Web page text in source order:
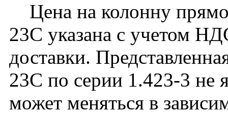
Цена на колонну
23C указана с учетом
доставки.
23С по серии 1.423-3 не
может меняться в